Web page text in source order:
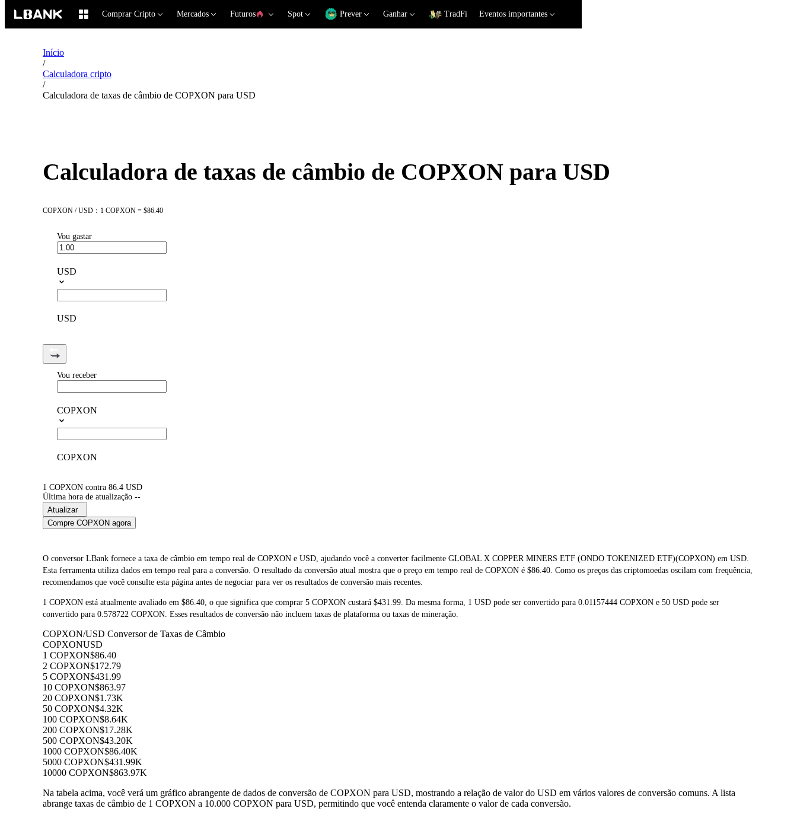
Comprar Cripto Mercados Futuros Spot Prever Ganhar TradFi Eventos importantes
Início
/
Calculadora cripto
/
Calculadora de taxas de câmbio de COPXON para USD
Calculadora de taxas de câmbio de COPXON para USD
COPXON / USD：1 COPXON = $86.40
Vou gastar
USD
USD
Vou receber
COPXON
COPXON
1 COPXON contra 86.4 USD
Última hora de atualização --
Atualizar
Compre COPXON agora
O conversor LBank fornece a taxa de câmbio em tempo real de COPXON e USD, ajudando você a converter facilmente GLOBAL X COPPER MINERS ETF (ONDO TOKENIZED ETF)(COPXON) em USD.
Esta ferramenta utiliza dados em tempo real para a conversão. O resultado da conversão atual mostra que o preço em tempo real de COPXON é $86.40. Como os preços das criptomoedas oscilam com frequência,
recomendamos que você consulte esta página antes de negociar para ver os resultados de conversão mais recentes.
1 COPXON está atualmente avaliado em $86.40, o que significa que comprar 5 COPXON custará $431.99. Da mesma forma, 1 USD pode ser convertido para 0.01157444 COPXON e 50 USD pode ser
convertido para 0.578722 COPXON. Esses resultados de conversão não incluem taxas de plataforma ou taxas de mineração.
COPXON/USD Conversor de Taxas de Câmbio
COPXONUSD
1 COPXON$86.40
2 COPXON$172.79
5 COPXON$431.99
10 COPXON$863.97
20 COPXON$1.73K
50 COPXON$4.32K
100 COPXON$8.64K
200 COPXON$17.28K
500 COPXON$43.20K
1000 COPXON$86.40K
5000 COPXON$431.99K
10000 COPXON$863.97K
Na tabela acima, você verá um gráfico abrangente de dados de conversão de COPXON para USD, mostrando a relação de valor do USD em vários valores de conversão comuns. A lista
abrange taxas de câmbio de 1 COPXON a 10.000 COPXON para USD, permitindo que você entenda claramente o valor de cada conversão.